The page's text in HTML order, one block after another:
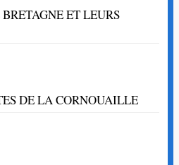
ET LEURS
DE LA CORNOUAILLE